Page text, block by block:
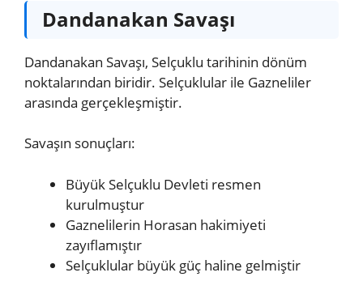
Dandanakan Savaşı
Dandanakan Savaşı, Selçuklu tarihinin dönüm
noktalarından biridir. Selçuklular ile Gazneliler
arasında gerçekleşmiştir.
Savaşın sonuçları:
Büyük Selçuklu Devleti resmen
kurulmuştur
Gaznelilerin Horasan hakimiyeti
zayıflamıştır
Selçuklular büyük güç haline gelmiştir